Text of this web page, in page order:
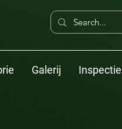
Galerij Inspectie